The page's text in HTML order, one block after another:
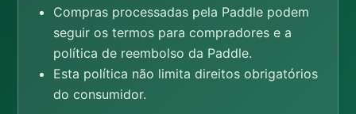
Compras processadas pela Paddle podem
seguir os termos para compradores e a
política de reembolso da Paddle.
Esta política não limita direitos obrigatórios
do consumidor.